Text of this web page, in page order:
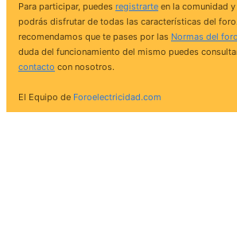
Para participar, puedes registrarte en la comunidad
podrás disfrutar de todas las características del
recomendamos que te pases por las Normas del foro
duda del funcionamiento del mismo puedes
contacto con nosotros.
El Equipo de Foroelectricidad.com